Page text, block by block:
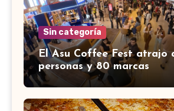
Sin categoría
El Asu Coffee Fest atrajo
personas y 80 marcas